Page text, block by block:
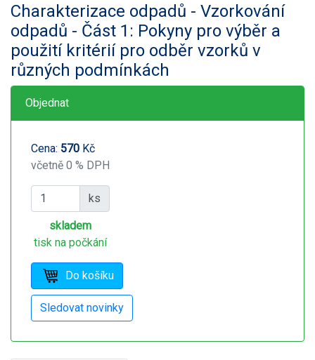
Charakterizace odpadů - Vzorkování
odpadů - Část 1: Pokyny pro výběr a
použití kritérií pro odběr vzorků v
různých podmínkách
Objednat
Cena: 570 Kč
včetně 0 % DPH
ks
skladem
tisk na počkání